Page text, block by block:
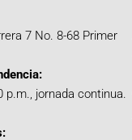
7 No. 8-68 Primer
p.m., jornada continua.